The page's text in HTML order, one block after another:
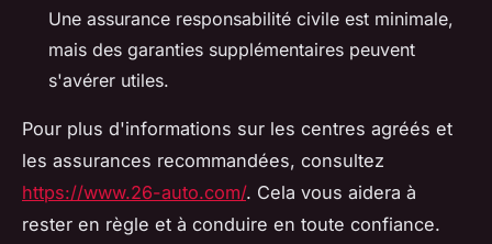
Une assurance responsabilité civile est minimale,
mais des garanties supplémentaires peuvent
s'avérer utiles.
Pour plus d'informations sur les centres agréés et
les assurances recommandées, consultez
https://www.26-auto.com/. Cela vous aidera à
rester en règle et à conduire en toute confiance.